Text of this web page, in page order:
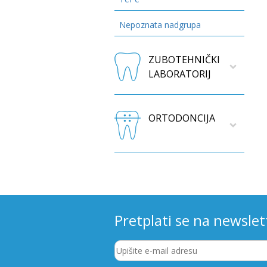
Nepoznata nadgrupa
ZUBOTEHNIČKI
LABORATORIJ
ORTODONCIJA
Pretplati se na